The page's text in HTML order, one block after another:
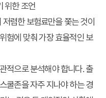
위한 조언
저렴한 보험료만을 쫓는 것이
험에 맞춰 가장 효율적인 보
적으로 분석해야 합니다. 출
쿨존을 자주 지나야 하는 경